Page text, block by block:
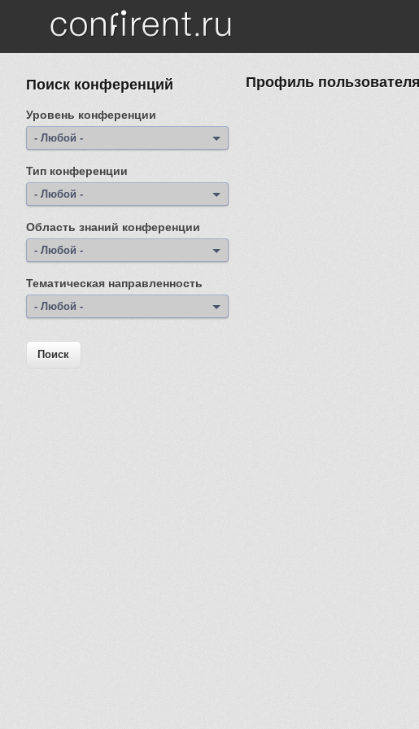
Перейти к основному содержанию
Профиль
Поиск конференций
Уровень конференции
- Любой -
Тип конференции
- Любой -
Область знаний конференции
- Любой -
Тематическая направленность
- Любой -